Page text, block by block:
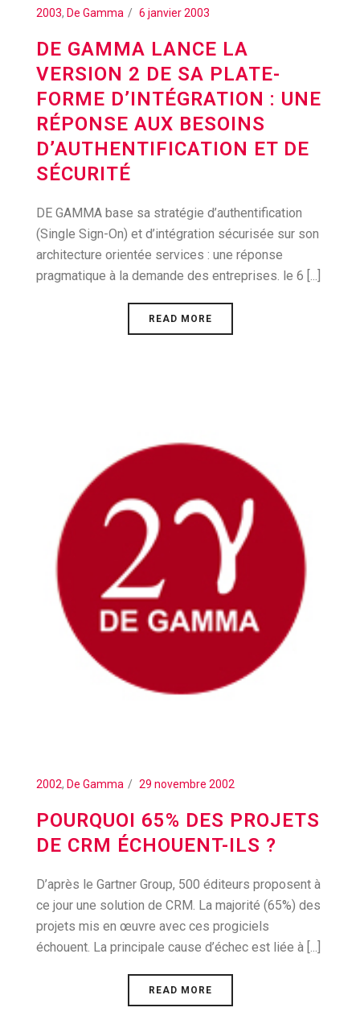
2003, De Gamma 6 janvier 2003
DE GAMMA LANCE LA
VERSION 2 DE SA PLATE-
FORME D’INTÉGRATION : UNE
RÉPONSE AUX BESOINS
D’AUTHENTIFICATION ET DE
SÉCURITÉ
DE GAMMA base sa stratégie d’authentification
(Single Sign-On) et d’intégration sécurisée sur son
architecture orientée services : une réponse
pragmatique à la demande des entreprises. le 6 [...]
READ MORE
2002, De Gamma 29 novembre 2002
POURQUOI 65% DES PROJETS
DE CRM ÉCHOUENT-ILS ?
D’après le Gartner Group, 500 éditeurs proposent à
ce jour une solution de CRM. La majorité (65%) des
projets mis en œuvre avec ces progiciels
échouent. La principale cause d’échec est liée à [...]
READ MORE